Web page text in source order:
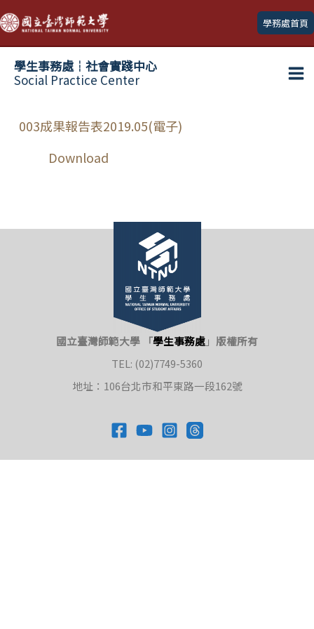
跳
至
主
學務處首頁
學生事務處┆社會實踐中心
Social Practice Center
003成果報告表2019.05(電子)
Download
國立臺灣師範大學 「學生事務處」 版權所有
TEL: (02)7749-5360
地址：106台北市和平東路一段162號